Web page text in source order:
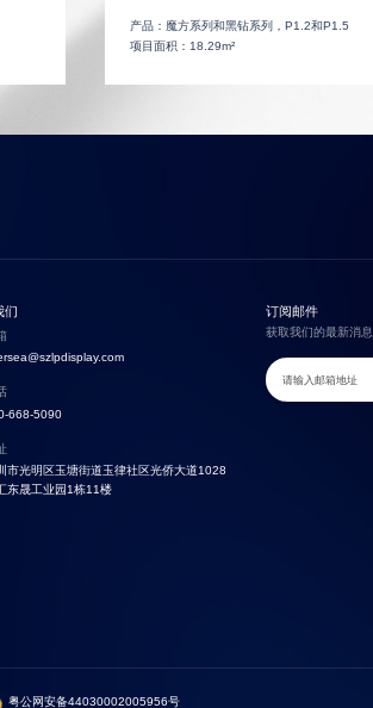
产品： 魔方系列和黑钻系列，P1.2和P1.5
项目面积： 18.29m²
们
668-5090
市光明区玉塘街道玉律社区光侨大道1028
东晟工业园1栋11楼
订阅邮件
获取我们的最新消息
粤公网安备44030002005956号